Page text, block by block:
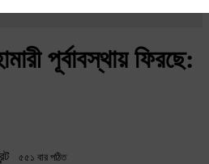
পূর্বাবস্থায় ফিরছে:
৫৫১ বার পঠিত